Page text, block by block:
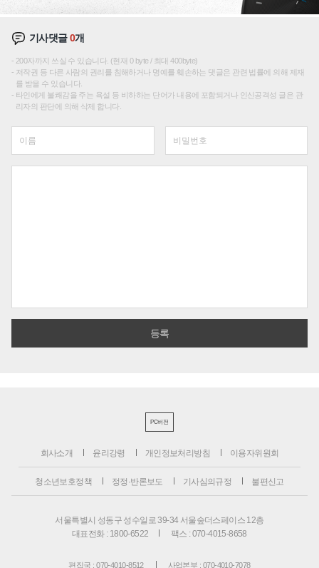
기사댓글0개
200자까지 쓰실 수 있습니다. (현재 0 byte / 최대 400byte)
저작권 등 다른 사람의 권리를 침해하거나 명예를 훼손하는 댓글은 관련 법률에 의해 제재
를 받을 수 있습니다.
타인에게 불쾌감을 주는 욕설 등 비하하는 단어가 내용에 포함되거나 인신공격성 글은 관
리자의 판단에 의해 삭제 합니다.
PC버전
회사소개 윤리강령 개인정보처리방침 이용자위원회
청소년보호정책 정정·반론보도 기사심의규정 불편신고
서울특별시 성동구 성수일로 39-34 서울숲더스페이스 12층
대표전화 : 1800-6522
팩스 : 070-4015-8658
편집국 : 070-4010-8512 사업본부 : 070-4010-7078